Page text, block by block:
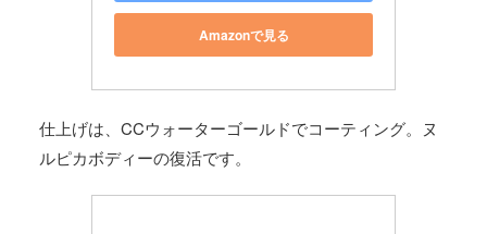
Amazonで見る
仕上げは、CCウォーターゴールドでコーティング。ヌ
ルピカボディーの復活です。